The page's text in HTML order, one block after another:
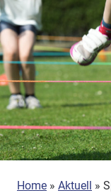
Home » Aktuell »